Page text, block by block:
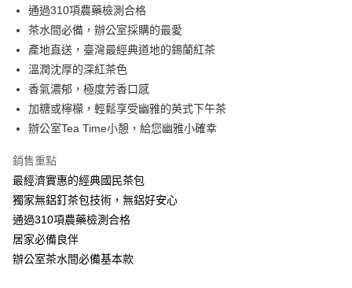
國泰世華商業銀行
臺灣中小企業銀行
匯豐（台灣）商業銀行
華泰商業銀行
聯邦商業銀行
遠東國際商業銀行
元大商業銀行
玉山商業銀行
台新國際商業銀行
中國信託商業銀行
台灣樂天信用卡公司
運送方式
台灣本島
每筆NT$150，滿NT$799(含以上)免運費
離島（澎湖、金門、馬祖、小琉球、綠島、蘭嶼）
每筆NT$300
通過310項農藥檢測合格
茶水間必備，辦公室採購的最愛
產地直送，臺灣最經典道地的錫蘭紅茶
溫潤沈厚的深紅茶色
香氣濃郁，極度芳香口感
加糖或檸檬，輕鬆享受幽雅的英式下午茶
辦公室Tea Time小憩，給您幽雅小確幸
銷售重點
最經濟實惠的經典國民茶包
獨家無鋁釘茶包技術，無鋁好安心
通過310項農藥檢測合格
居家必備良伴
辦公室茶水間必備基本款